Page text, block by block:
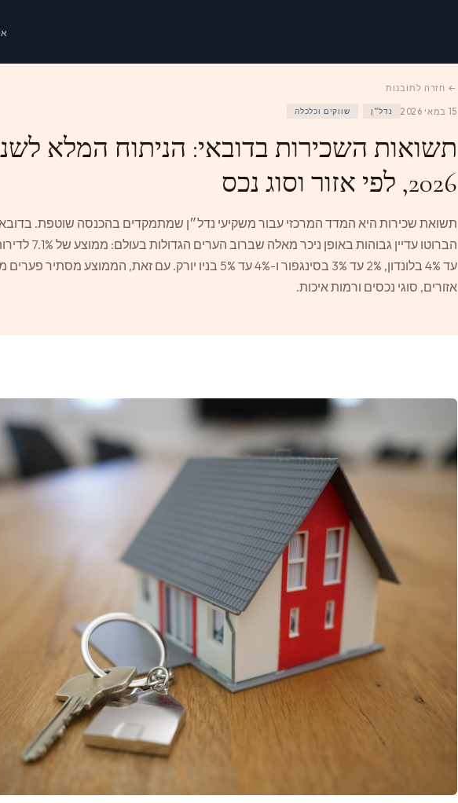
← חזרה לתובנות
15 במאי 2026 נדל״ן שווקים וכלכלה
תשואות השכירות בדובאי: הניתוח המלא
2026, לפי אזור וסוג נכס
תשואת שכירות היא המדד המרכזי עבור משקיעי נדל״ן שמתמקדים בהכנסה שוטפת.
עד 4% בלונדון, 2% עד 3% בסינגפור ו-4% עד 5% בניו יורק. עם זאת, הממוצע
אזורים, סוגי נכסים ורמות איכות.